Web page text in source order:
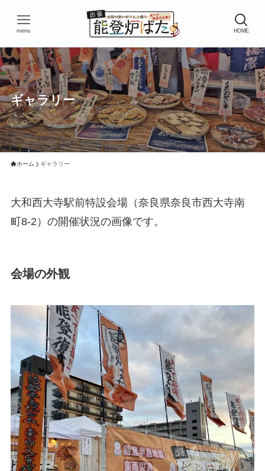
HOME
menu
ギャラリー
ホーム ギャラリー
大和西大寺駅前特設会場（奈良県奈良市西大寺南
町8-2）の開催状況の画像です。
会場の外観